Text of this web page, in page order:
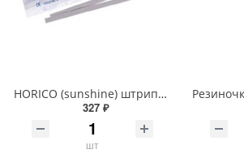
HORICO (sunshine) штрипсы металлические полировальные
327 ₽
шт